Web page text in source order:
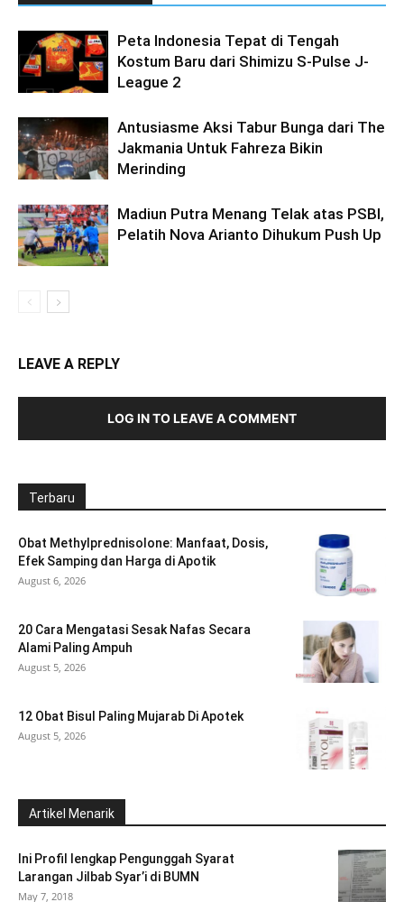
Peta Indonesia Tepat di Tengah
Kostum Baru dari Shimizu S-Pulse J-
League 2
Antusiasme Aksi Tabur Bunga dari The
Jakmania Untuk Fahreza Bikin
Merinding
Madiun Putra Menang Telak atas PSBI,
Pelatih Nova Arianto Dihukum Push Up
LEAVE A REPLY
LOG IN TO LEAVE A COMMENT
Terbaru
Obat Methylprednisolone: Manfaat, Dosis,
Efek Samping dan Harga di Apotik
August 6, 2026
20 Cara Mengatasi Sesak Nafas Secara
Alami Paling Ampuh
August 5, 2026
12 Obat Bisul Paling Mujarab Di Apotek
August 5, 2026
Artikel Menarik
Ini Profil lengkap Pengunggah Syarat
Larangan Jilbab Syar’i di BUMN
May 7, 2018